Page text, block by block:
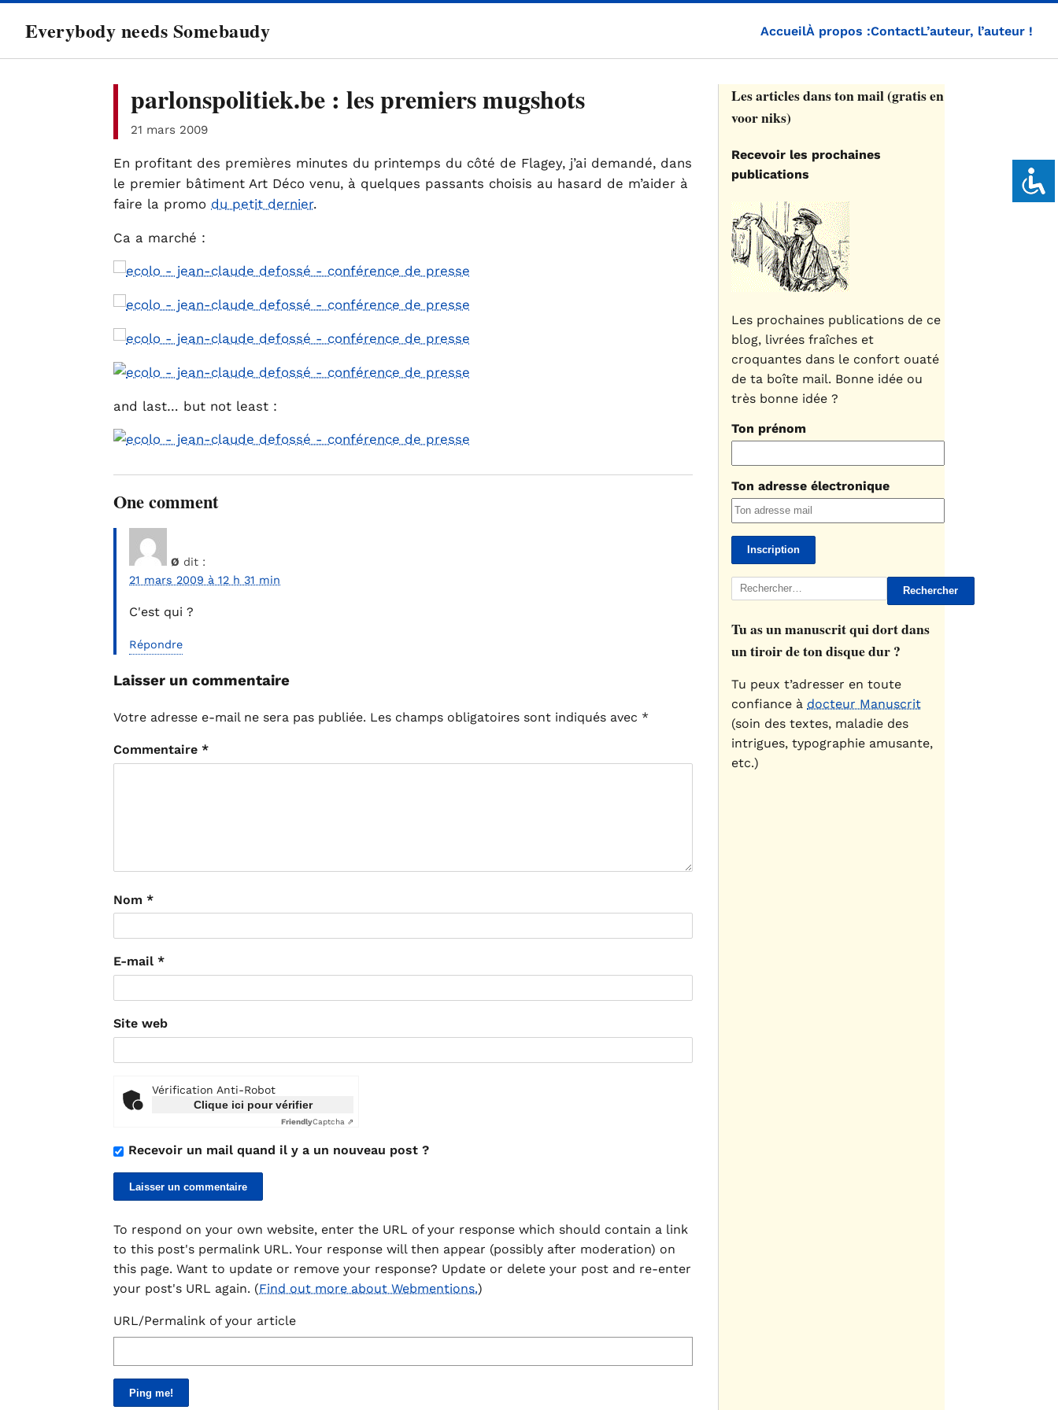
Everybody needs Somebaudy AccueilÀ propos :ContactL’auteur, l’auteur !
parlonspolitiek.be : les premiers mugshots
21 mars 2009
En profitant des premières minutes du printemps du côté de Flagey, j’ai demandé, dans
le premier bâtiment Art Déco venu, à quelques passants choisis au hasard de m’aider à
faire la promo du petit dernier.
Ca a marché :
and last… but not least :
One comment
Ø dit :
21 mars 2009 à 12 h 31 min
C'est qui ?
Répondre
Laisser un commentaire
Votre adresse e-mail ne sera pas publiée. Les champs obligatoires sont indiqués avec *
Commentaire *
Nom *
E-mail *
Site web
Vérification Anti-Robot
Clique ici pour vérifier
FriendlyCaptcha ⇗
Recevoir un mail quand il y a un nouveau post ?
To respond on your own website, enter the URL of your response which should contain a link
to this post's permalink URL. Your response will then appear (possibly after moderation) on
this page. Want to update or remove your response? Update or delete your post and re-enter
your post's URL again. (Find out more about Webmentions.)
URL/Permalink of your article
Les articles dans ton mail (gratis en
voor niks)
Recevoir les prochaines
publications
Les prochaines publications de ce
blog, livrées fraîches et
croquantes dans le confort ouaté
de ta boîte mail. Bonne idée ou
très bonne idée ?
Ton prénom
Ton adresse électronique
Rechercher :
Tu as un manuscrit qui dort dans
un tiroir de ton disque dur ?
Tu peux t’adresser en toute
confiance à docteur Manuscrit
(soin des textes, maladie des
intrigues, typographie amusante,
etc.)